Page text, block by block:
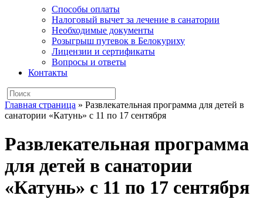
Способы оплаты
Налоговый вычет за лечение в санатории
Необходимые документы
Розыгрыш путевок в Белокуриху
Лицензии и сертификаты
Вопросы и ответы
Контакты
Главная страница » Развлекательная программа для детей в
санатории «Катунь» с 11 по 17 сентября
Развлекательная программа
для детей в санатории
«Катунь» с 11 по 17 сентября